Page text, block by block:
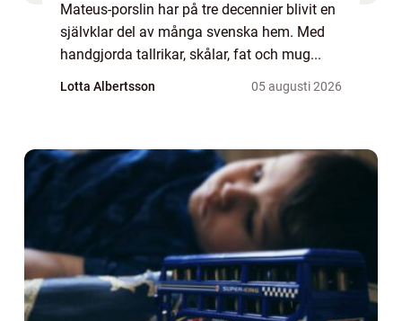
Mateus-porslin har på tre decennier blivit en
självklar del av många svenska hem. Med
handgjorda tallrikar, skålar, fat och mug...
Lotta Albertsson 05 augusti 2026